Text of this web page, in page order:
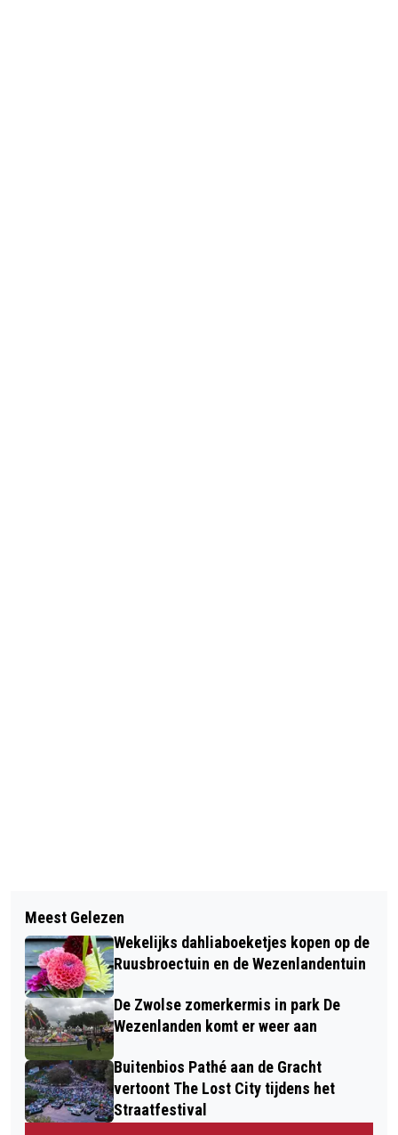
AANTAL GESUBSIDIEERDE
WARMTEPOMPEN IN ZWOLLE STIJGT
VORIG JAAR, TEGEN LANDELIJKE
TREND IN
NATIONALE DOORTRAPDAGEN
OVERIJSSEL FEESTELIJK AFGETRAPT
IN ZWOLLE: VIER FIETSROUTES DOOR
DE HELE PROVINCIE
Meest Gelezen
Wekelijks dahliaboeketjes kopen op de
Ruusbroectuin en de Wezenlandentuin
De Zwolse zomerkermis in park De
Wezenlanden komt er weer aan
Buitenbios Pathé aan de Gracht
vertoont The Lost City tijdens het
Straatfestival